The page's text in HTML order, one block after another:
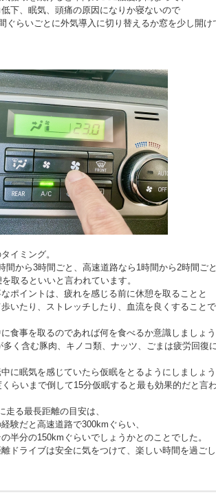
下、眠気、頭痛の原因になりか寝ないので
ぐらいごとに外気導入に切り替えるか窓を少し開け
イミング。
間から3時間ごと、高速道路なら1時間から2時間ご
取るといいと言われています。
ポイントは、疲れを感じる前に休憩を取ることと
いたり、ストレッチしたり、血流を良くすること
食事を取るのであれば何を食べるか意識しましょ
多く含む豚肉、キノコ類、ナッツ、ごまは疲労回復
に眠気を感じていたら仮眠をとるようにしましょ
くらいまで倒して15分仮眠すると最も効果的だと言
走る最長距離の目安は、
験だと高速道路で300kmぐらい、
半分の150kmぐらいでしょうかとのことでした。
ドライブは安全に気をつけて、楽しい時間を過ご